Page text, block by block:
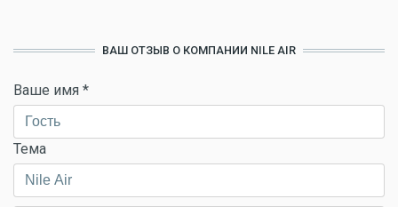
ВАШ ОТЗЫВ О КОМПАНИИ NILE AIR
Ваше имя *
Тема